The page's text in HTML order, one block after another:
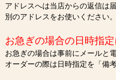
アドレスへは当店からの返信は届
別のアドレスをお使いください。
お急ぎの場合の日時指
お急ぎの場合は事前にメールと
オーダーの際は日時指定を「備